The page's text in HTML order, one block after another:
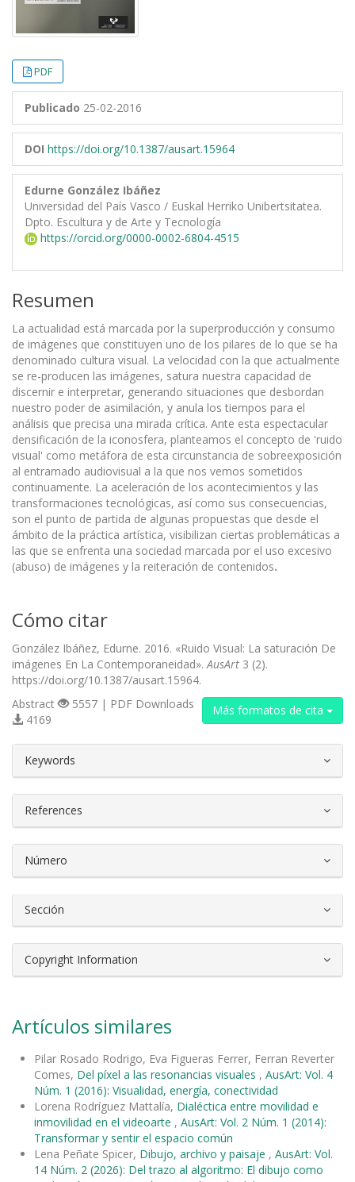
PDF
Publicado 25-02-2016
DOI https://doi.org/10.1387/ausart.15964
Edurne González Ibáñez
Universidad del País Vasco / Euskal Herriko Unibertsitatea.
Dpto. Escultura y de Arte y Tecnología
https://orcid.org/0000-0002-6804-4515
Resumen
La actualidad está marcada por la superproducción y consumo
de imágenes que constituyen uno de los pilares de lo que se ha
denominado cultura visual. La velocidad con la que actualmente
se re-producen las imágenes, satura nuestra capacidad de
discernir e interpretar, generando situaciones que desbordan
nuestro poder de asimilación, y anula los tiempos para el
análisis que precisa una mirada crítica. Ante esta espectacular
densificación de la iconosfera, planteamos el concepto de 'ruido
visual' como metáfora de esta circunstancia de sobreexposición
al entramado audiovisual a la que nos vemos sometidos
continuamente. La aceleración de los acontecimientos y las
transformaciones tecnológicas, así como sus consecuencias,
son el punto de partida de algunas propuestas que desde el
ámbito de la práctica artística, visibilizan ciertas problemáticas a
las que se enfrenta una sociedad marcada por el uso excesivo
(abuso) de imágenes y la reiteración de contenidos.
Cómo citar
González Ibáñez, Edurne. 2016. «Ruido Visual: La saturación De
imágenes En La Contemporaneidad». AusArt 3 (2).
https://doi.org/10.1387/ausart.15964.
Más formatos de cita
Abstract
5557 | PDF Downloads
4169
Keywords
References
Número
Sección
Copyright Information
Artículos similares
Pilar Rosado Rodrigo, Eva Figueras Ferrer, Ferran Reverter
Comes, Del píxel a las resonancias visuales , AusArt: Vol. 4
Núm. 1 (2016): Visualidad, energía, conectividad
Lorena Rodríguez Mattalía, Dialéctica entre movilidad e
inmovilidad en el videoarte , AusArt: Vol. 2 Núm. 1 (2014):
Transformar y sentir el espacio común
Lena Peñate Spicer, Dibujo, archivo y paisaje , AusArt: Vol.
14 Núm. 2 (2026): Del trazo al algoritmo: El dibujo como